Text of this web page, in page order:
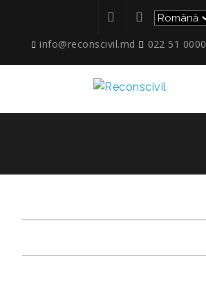
info@reconscivil.md 022 51 0000